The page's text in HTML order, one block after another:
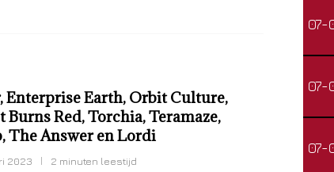
Enterprise Earth, Orbit Culture,
Burns Red, Torchia, Teramaze,
The Answer en Lordi
2023 2 minuten leestijd
07-
07-
07-